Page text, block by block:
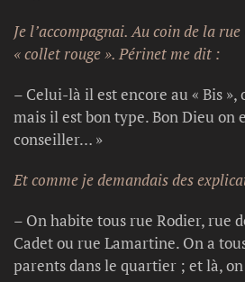
Je l’accompagnai.Au coin de la
« collet rouge ». Périnet me dit :
– Celui-là il est encore au « Bis »,
mais il est bon type. Bon Dieu on
conseiller… »
Et comme je demandais des
– On habite tous rue Rodier, rue
Cadet ou rue Lamartine. On a
parents dans le quartier ; et là,